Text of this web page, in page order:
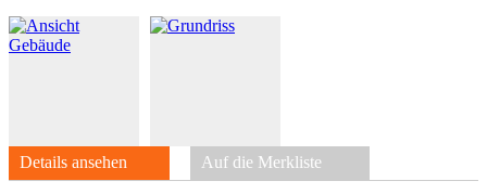
Details ansehen Auf die Merkliste